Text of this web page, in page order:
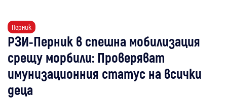
Перник
РЗИ-Перник в спешна мобилизация
срещу морбили: Проверяват
имунизационния статус на всички
деца